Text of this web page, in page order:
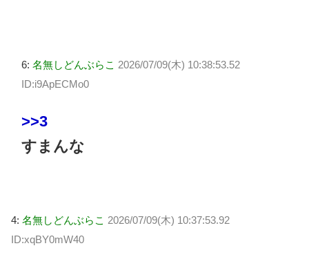
6: 名無しどんぶらこ 2026/07/09(木) 10:38:53.52
ID:i9ApECMo0
>>3
すまんな
4: 名無しどんぶらこ 2026/07/09(木) 10:37:53.92
ID:xqBY0mW40